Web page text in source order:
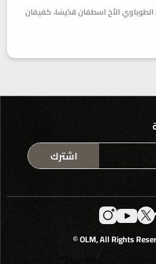
الأخ اسطفان قدّيسًا، كفيفان
اشترك